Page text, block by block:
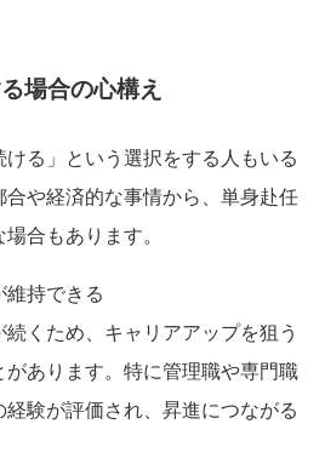
場合の心構え
る」という選択をする人もいる
や経済的な事情から、単身赴任
合もあります。
維持できる
くため、キャリアアップを狙う
あります。特に管理職や専門職
験が評価され、昇進につながる